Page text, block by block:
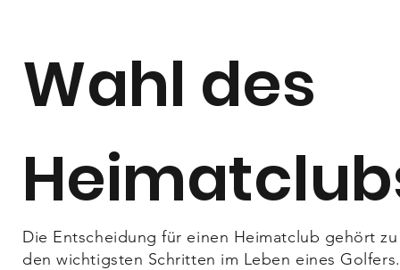
Wahl des
Die Entscheidung für einen Heimatclub gehört zu
den wichtigsten Schritten im Leben eines Golfers.